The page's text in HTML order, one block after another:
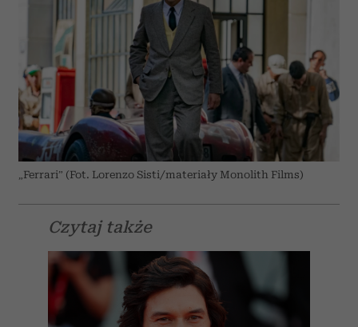
„Ferrari” (Fot. Lorenzo Sisti/materiały Monolith Films)
Czytaj także